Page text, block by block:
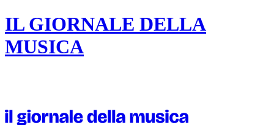
IL GIORNALE DELLA
MUSICA